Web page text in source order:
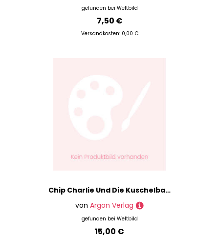
gefunden bei Weltbild
7,50 €
Versandkosten: 0,00 €
Chip Charlie Und Die Kuschelbande,2 Audio-Cd - Rusalka Reh (Hörbuch)
von Argon Verlag
gefunden bei Weltbild
15,00 €